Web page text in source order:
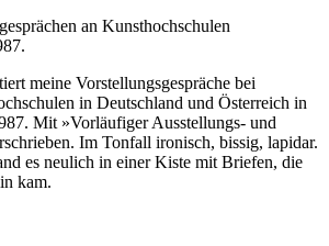
an Kunsthochschulen
meine Vorstellungsgespräche bei
in Deutschland und Österreich in
Mit »Vorläufiger Ausstellungs- und
Im Tonfall ironisch, bissig, lapidar.
es neulich in einer Kiste mit Briefen, die
kam.